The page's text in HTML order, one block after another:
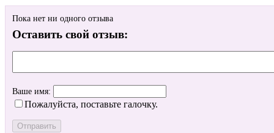
Пока нет ни одного отзыва
Оставить свой отзыв:
Ваше имя:
Пожалуйста, поставьте галочку.